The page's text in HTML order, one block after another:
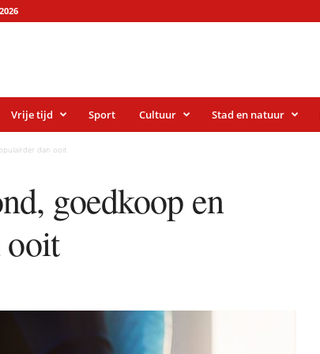
Vrije tijd Sport Cultuur Stad en natuur
dan ooit
goedkoop en
ooit